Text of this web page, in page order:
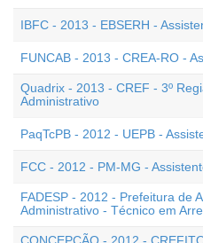
IBFC - 2013 - EBSERH -
FUNCAB - 2013 - CREA-RO -
Quadrix - 2013 - CREF - 3º
Administrativo
PaqTcPB - 2012 - UEPB -
FCC - 2012 - PM-MG -
FADESP - 2012 - Prefeitura de
Administrativo - Técnico em